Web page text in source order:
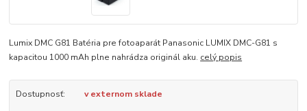
Lumix DMC G81 Batéria pre fotoaparát Panasonic LUMIX DMC-G81 s
kapacitou 1000 mAh plne nahrádza originál aku. celý popis
Dostupnosť: v externom sklade